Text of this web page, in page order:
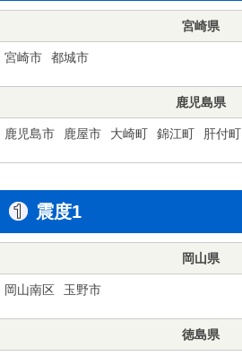
宮崎県
宮崎市 都城市
鹿児島県
鹿児島市 鹿屋市 大崎町 錦江町 肝付町
震度1
岡山県
岡山南区 玉野市
徳島県